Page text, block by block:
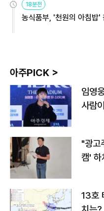
18분전
농식품부, '천원의 아침밥
아주PICK >
임영
사람
"광고
캠' 하
13호